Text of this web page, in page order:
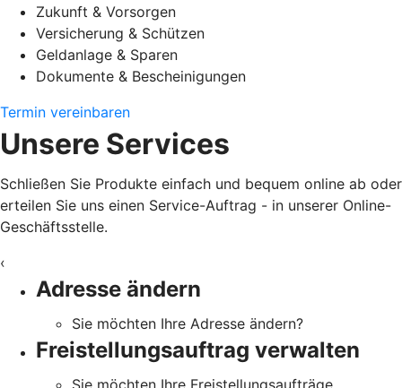
Zukunft & Vorsorgen
Versicherung & Schützen
Geldanlage & Sparen
Dokumente & Bescheinigungen
Termin vereinbaren
Unsere Services
Schließen Sie Produkte einfach und bequem online ab oder
erteilen Sie uns einen Service-Auftrag - in unserer Online-
Geschäftsstelle.
‹
Adresse ändern
Sie möchten Ihre Adresse ändern?
Freistellungsauftrag verwalten
Sie möchten Ihre Freistellungsaufträge